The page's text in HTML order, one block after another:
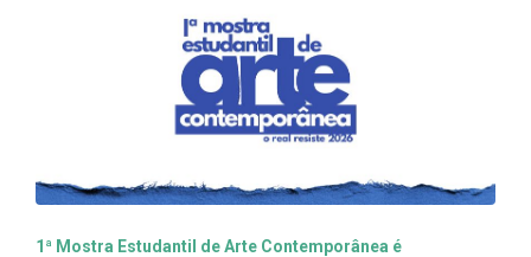
1ª Mostra Estudantil de Arte Contemporânea é